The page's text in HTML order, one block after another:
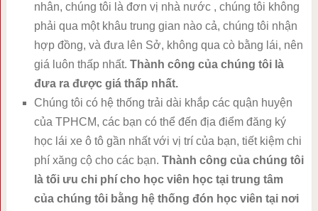
nhân, chúng tôi là đơn vị nhà nước , chúng tôi không
phải qua một khâu trung gian nào cả, chúng tôi nhận
hợp đồng, và đưa lên Sở, không qua cò bằng lái, nên
giá luôn thấp nhất. Thành công của chúng tôi là
đưa ra được giá thấp nhất.
Chúng tôi có hệ thống trải dài khắp các quận huyện
của TPHCM, các bạn có thể đến địa điểm đăng ký
học lái xe ô tô gần nhất với vị trí của bạn, tiết kiệm chi
phí xăng cộ cho các bạn. Thành công của chúng tôi
là tối ưu chi phí cho học viên học tại trung tâm
của chúng tôi bằng hệ thống đón học viên tại nơi